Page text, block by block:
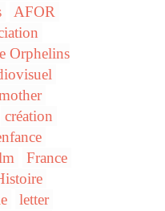
AFOR
Orphelins
création
France
letter